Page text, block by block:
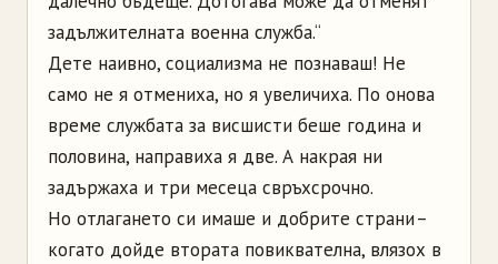
задължителната военна служба.“
Дете наивно, социализма не познаваш! Не
само не я отмениха, но я увеличиха. По онова
време службата за висшисти беше година и
половина, направиха я две. А накрая ни
задържаха и три месеца свръхсрочно.
Но отлагането си имаше и добрите страни –
когато дойде втората повиквателна, влязох в